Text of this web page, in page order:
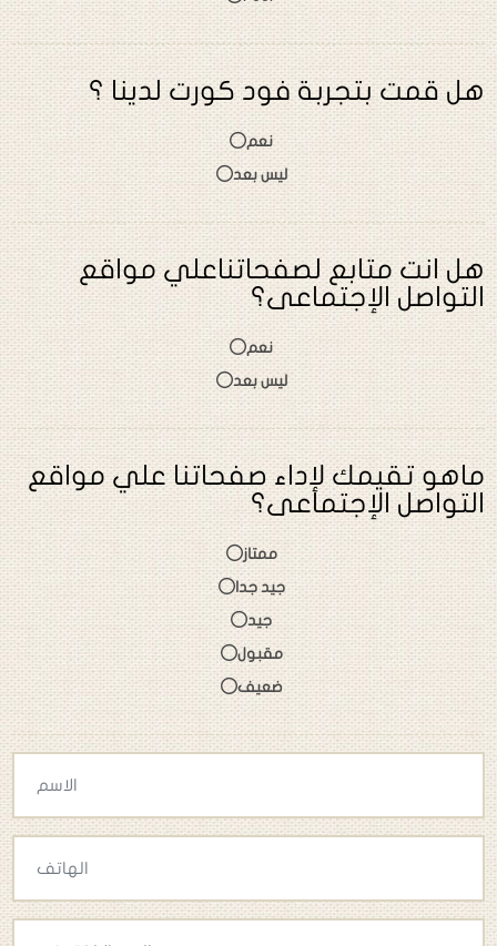
هل قمت بتجربة فود كورت لدينا ؟
نعم
ليس بعد
هل انت متابع لصفحاتناعلي مواقع
التواصل الإجتماعى؟
نعم
ليس بعد
ماهو تقيمك لإداء صفحاتنا علي مواقع
التواصل الإجتماعى؟
ممتاز
جيد جدا
جيد
مقبول
ضعيف